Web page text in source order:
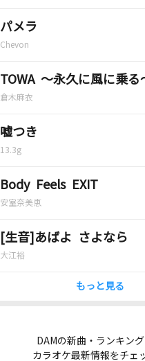
パメラ
Chevon
TOWA ～永久に風に乗る
倉木麻衣
嘘つき
13.3g
Body Feels EXIT
安室奈美恵
[生音]あばよ さよなら
大江裕
もっと見る
DAMの新曲・ランキン
カラオケ最新情報をチェ